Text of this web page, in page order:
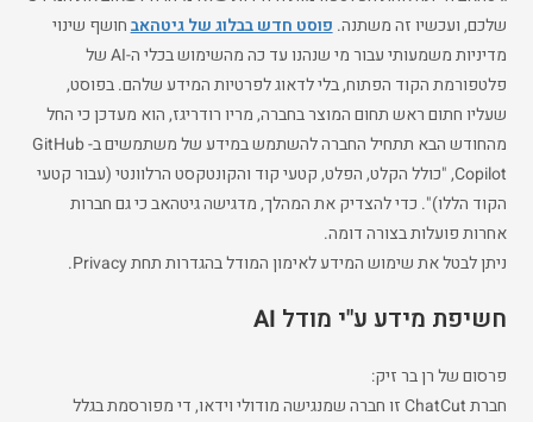
שלכם, ועכשיו זה משתנה. פוסט חדש בבלוג של גיטהאבחושף שינוי
מדיניות משמעותי עבור מי שנהנו עד כה מהשימוש בכלי ה-AI של
פלטפורמת הקוד הפתוח, בלי לדאוג לפרטיות המידע שלהם. בפוסט,
שעליו חתום ראש תחום המוצר בחברה, מריו רודריגז, הוא מעדכן כי החל
מהחודש הבא תתחיל החברה להשתמש במידע של משתמשים ב- GitHub
Copilot, "כולל הקלט, הפלט, קטעי קוד והקונטקסט הרלוונטי (עבור קטעי
הקוד הללו)". כדי להצדיק את המהלך, מדגישה גיטהאב כי גם חברות
אחרות פועלות בצורה דומה.
ניתן לבטל את שימוש המידע לאימון המודל בהגדרות תחת Privacy.
חשיפת מידע ע"י מודל AI
פרסום של רן בר זיק:
חברת ChatCut זו חברה שמנגישה מודולי וידאו, די מפורסמת בגלל